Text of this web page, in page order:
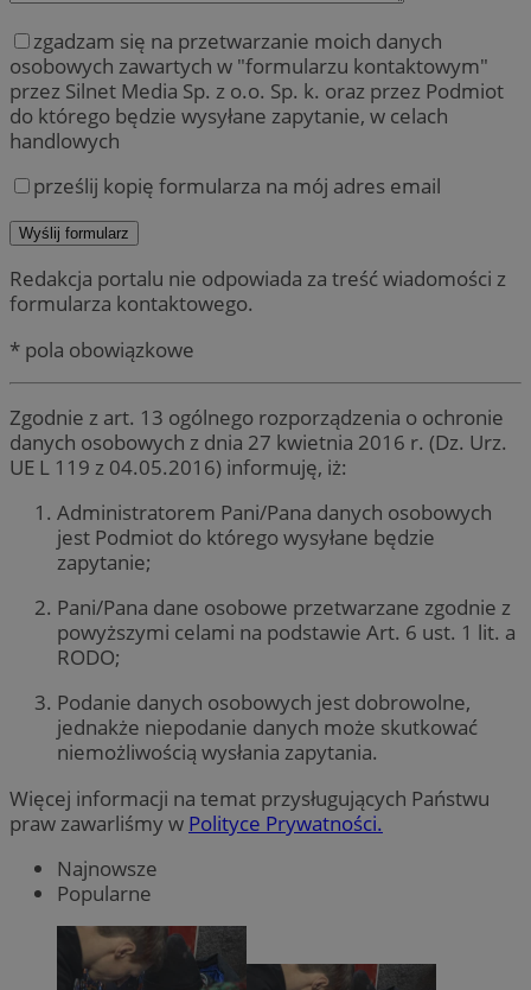
zgadzam się na przetwarzanie moich danych
osobowych zawartych w "formularzu kontaktowym"
przez Silnet Media Sp. z o.o. Sp. k. oraz przez Podmiot
do którego będzie wysyłane zapytanie, w celach
handlowych
prześlij kopię formularza na mój adres email
Redakcja portalu nie odpowiada za treść wiadomości z
formularza kontaktowego.
* pola obowiązkowe
Zgodnie z art. 13 ogólnego rozporządzenia o ochronie
danych osobowych z dnia 27 kwietnia 2016 r. (Dz. Urz.
UE L 119 z 04.05.2016) informuję, iż:
Administratorem Pani/Pana danych osobowych
jest Podmiot do którego wysyłane będzie
zapytanie;
Pani/Pana dane osobowe przetwarzane zgodnie z
powyższymi celami na podstawie Art. 6 ust. 1 lit. a
RODO;
Podanie danych osobowych jest dobrowolne,
jednakże niepodanie danych może skutkować
niemożliwością wysłania zapytania.
Więcej informacji na temat przysługujących Państwu
praw zawarliśmy w Polityce Prywatności.
Najnowsze
Popularne